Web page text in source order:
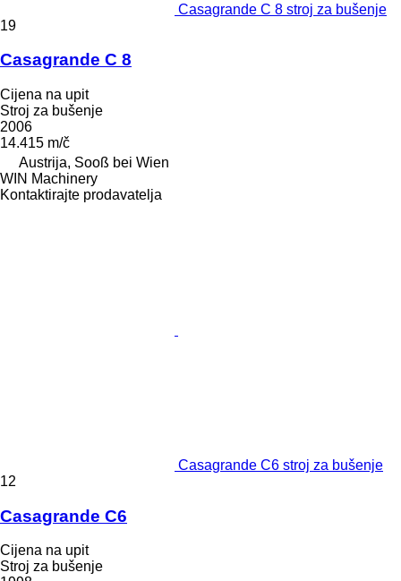
Casagrande C 8 stroj za bušenje
19
Casagrande C 8
Cijena na upit
Stroj za bušenje
2006
14.415 m/č
Austrija, Sooß bei Wien
WIN Machinery
Kontaktirajte prodavatelja
Casagrande C6 stroj za bušenje
12
Casagrande C6
Cijena na upit
Stroj za bušenje